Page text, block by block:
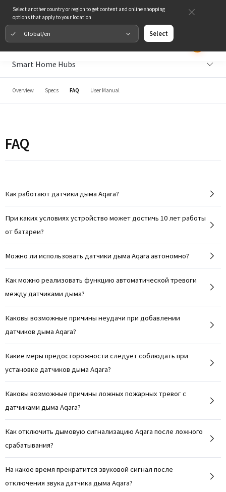
Select another country or region to get content and online shopping
options that apply to your location
Global/en Select
Smart Home Hubs
Overview Specs FAQ User Manual
FAQ
Как работают датчики дыма Aqara?
При каких условиях устройство может достичь 10 лет работы
от батареи?
Можно ли использовать датчики дыма Aqara автономно?
Как можно реализовать функцию автоматической тревоги
между датчиками дыма?
Каковы возможные причины неудачи при добавлении
датчиков дыма Aqara?
Какие меры предосторожности следует соблюдать при
установке датчиков дыма Aqara?
Каковы возможные причины ложных пожарных тревог с
датчиками дыма Aqara?
Как отключить дымовую сигнализацию Aqara после ложного
срабатывания?
На какое время прекратится звуковой сигнал после
отключения звука датчика дыма Aqara?